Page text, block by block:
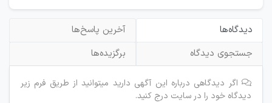
دیدگاه‌ها
آخرین پاسخ‌ها
جستجوی دیدگاه
برگزیده‌ها
اگر دیدگاهی درباره این آگهی دارید میتوانید از طریق فرم زیر
دیدگاه خود را در سایت درج کنید.